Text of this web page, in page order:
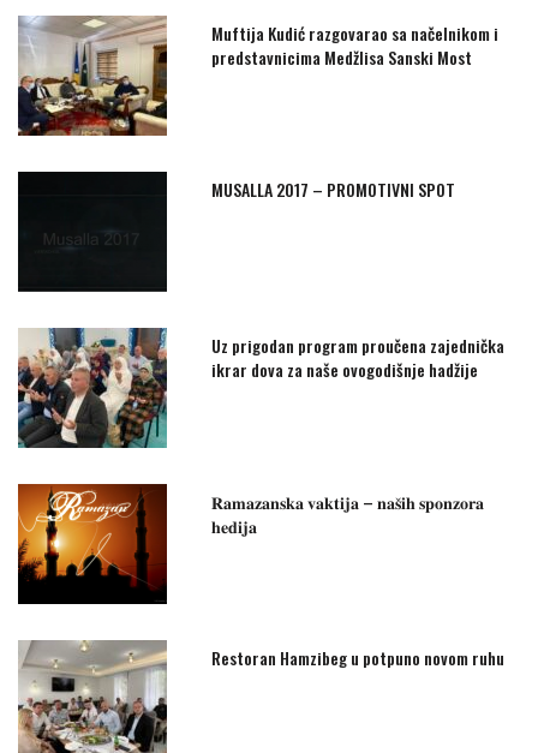
Muftija Kudić razgovarao sa načelnikom i
predstavnicima Medžlisa Sanski Most
MUSALLA 2017 – PROMOTIVNI SPOT
Uz prigodan program proučena zajednička
ikrar dova za naše ovogodišnje hadžije
𝐑𝐚𝐦𝐚𝐳𝐚𝐧𝐬𝐤𝐚 𝐯𝐚𝐤𝐭𝐢𝐣𝐚 – 𝐧𝐚𝐬̌𝐢𝐡 𝐬𝐩𝐨𝐧𝐳𝐨𝐫𝐚
𝐡𝐞𝐝𝐢𝐣𝐚
Restoran Hamzibeg u potpuno novom ruhu